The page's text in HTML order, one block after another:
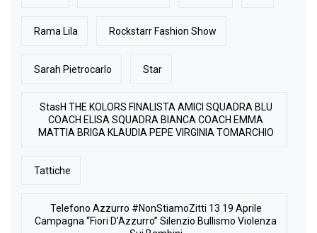
Rama Lila Rockstarr Fashion Show
Sarah Pietrocarlo Star
StasH THE KOLORS FINALISTA AMICI SQUADRA BLU
COACH ELISA SQUADRA BIANCA COACH EMMA
MATTIA BRIGA KLAUDIA PEPE VIRGINIA TOMARCHIO
Tattiche
Telefono Azzurro #NonStiamoZitti 13 19 Aprile
Campagna “Fiori D’Azzurro” Silenzio Bullismo Violenza